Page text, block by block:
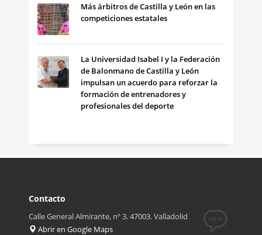
Más árbitros de Castilla y León en las
competiciones estatales
La Universidad Isabel I y la Federación
de Balonmano de Castilla y León
impulsan un acuerdo para reforzar la
formación de entrenadores y
profesionales del deporte
Contacto
Calle General Almirante, nº 3. 47003. Valladolid
Abrir en Google Maps